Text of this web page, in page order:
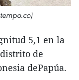
5,1 en la
de
dePapúa.